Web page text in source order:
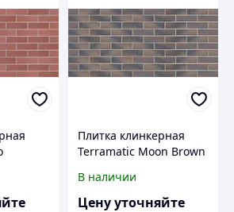
Плитка клинкерная
Terramatic Moon Brown
240ммx71ммx14мм,
коричневая, луна
В наличии
Цену уточняйте